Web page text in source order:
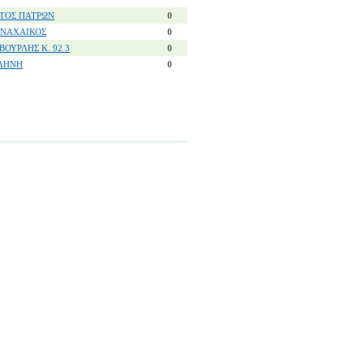
ΠΑΤΡΩΝ
0
0
Κ. 92 3
0
0